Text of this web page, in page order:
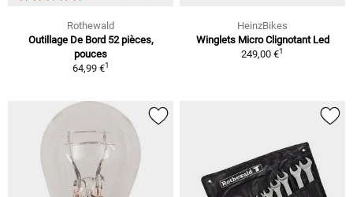
Rothewald
Outillage De Bord 52 pièces,
pouces
64,99 €1
HeinzBikes
Winglets Micro Clignotant Led
249,00 €1